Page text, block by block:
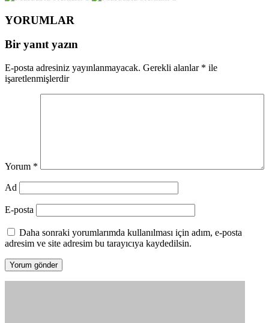
YORUMLAR
Bir yanıt yazın
E-posta adresiniz yayınlanmayacak. Gerekli alanlar * ile
işaretlenmişlerdir
Yorum *
Ad
E-posta
Daha sonraki yorumlarımda kullanılması için adım, e-posta
adresim ve site adresim bu tarayıcıya kaydedilsin.